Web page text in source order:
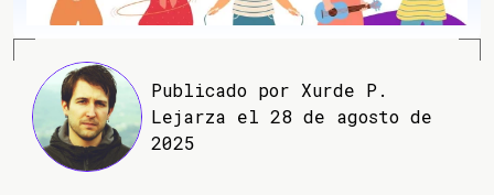
Publicado por Xurde P.
Lejarza el 28 de agosto de
2025